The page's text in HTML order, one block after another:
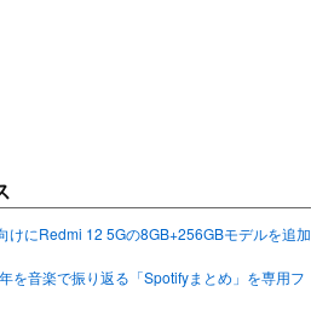
けにRedmi 12 5Gの8GB+256GBモデルを追加
を音楽で振り返る「Spotifyまとめ」を専用フ